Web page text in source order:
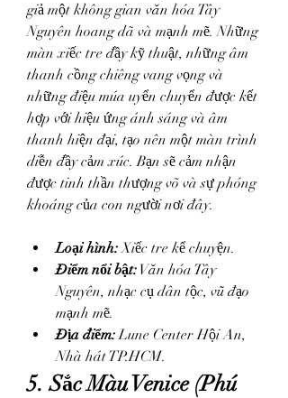
giả một không gian văn hóa Tây
Nguyên hoang dã và mạnh mẽ. Những
màn xiếc tre đầy kỹ thuật, những âm
thanh cồng chiêng vang vọng và
những điệu múa uyển chuyển được kết
hợp với hiệu ứng ánh sáng và âm
thanh hiện đại, tạo nên một màn trình
diễn đầy cảm xúc. Bạn sẽ cảm nhận
được tinh thần thượng võ và sự phóng
khoáng của con người nơi đây.
Loại hình: Xiếc tre kể chuyện.
Điểm nổi bật: Văn hóa Tây
Nguyên, nhạc cụ dân tộc, vũ đạo
mạnh mẽ.
Địa điểm: Lune Center Hội An,
Nhà hát TP.HCM.
5. Sắc Màu Venice (Phú